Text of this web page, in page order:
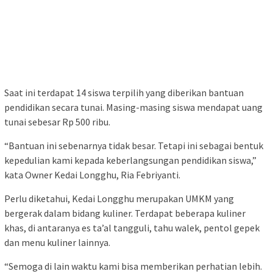
Saat ini terdapat 14 siswa terpilih yang diberikan bantuan
pendidikan secara tunai. Masing-masing siswa mendapat uang
tunai sebesar Rp 500 ribu.
“Bantuan ini sebenarnya tidak besar. Tetapi ini sebagai bentuk
kepedulian kami kepada keberlangsungan pendidikan siswa,”
kata Owner Kedai Longghu, Ria Febriyanti.
Perlu diketahui, Kedai Longghu merupakan UMKM yang
bergerak dalam bidang kuliner. Terdapat beberapa kuliner
khas, di antaranya es ta’al tangguli, tahu walek, pentol gepek
dan menu kuliner lainnya.
“Semoga di lain waktu kami bisa memberikan perhatian lebih.